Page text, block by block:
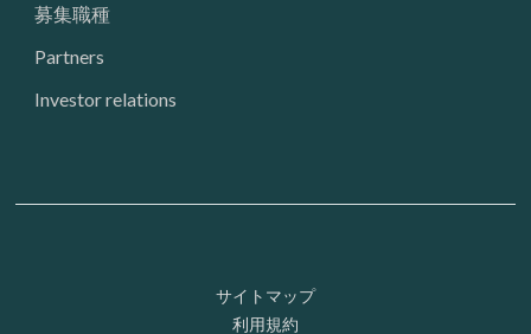
募集職種
Partners
Investor relations
Footer: Utility
サイトマップ
利用規約